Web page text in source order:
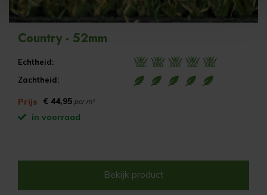
Country - 52mm
Echtheid:
Zachtheid:
Prijs € 44,95 per m²
in voorraad
Bekijk product